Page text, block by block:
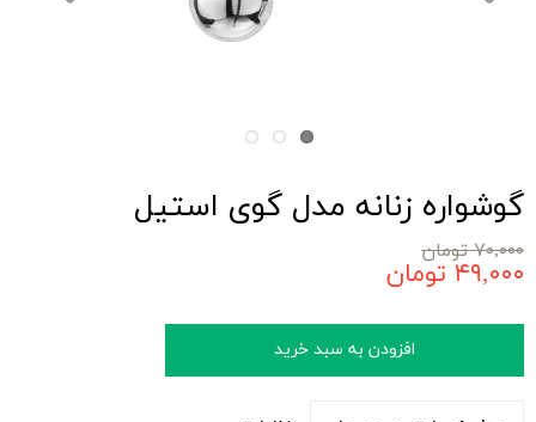
گوشواره زنانه مدل گوی استیل
۷۰,۰۰۰ تومان
۴۹,۰۰۰ تومان
افزودن به سبد خرید